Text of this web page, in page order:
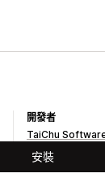
開發者
TaiChu
安裝